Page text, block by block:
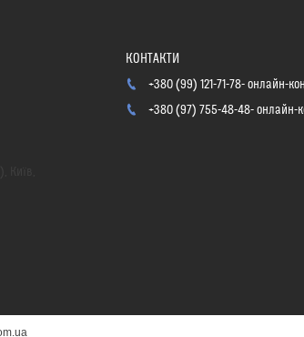
+380 (99) 121-71-78 онлайн-
+380 (97) 755-48-48 онлайн-